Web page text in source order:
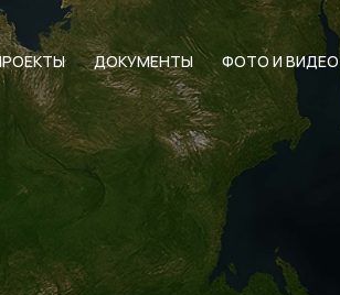
ДОКУМЕНТЫ ФОТО И ВИДЕО